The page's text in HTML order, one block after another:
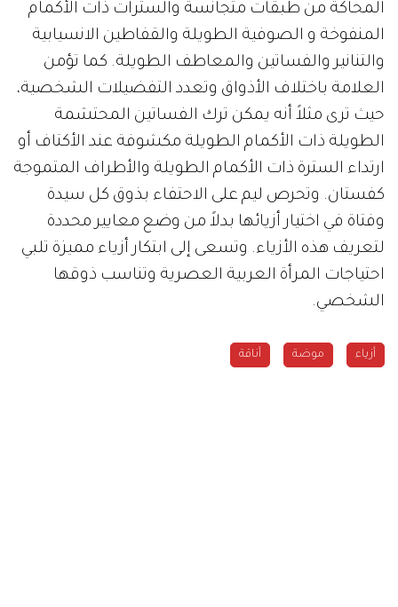
المحاكة من طبقات متجانسة والسترات ذات الأكمام
المنفوخة و الصوفية الطويلة والقفاطين الانسيابية
والتنانير والفساتين والمعاطف الطويلة. كما تؤمن
العلامة باختلاف الأذواق وتعدد التفضيلات الشخصية،
حيث ترى مثلاً أنه يمكن ترك الفساتين المحتشمة
الطويلة ذات الأكمام الطويلة مكشوفة عند الأكتاف أو
ارتداء السترة ذات الأكمام الطويلة والأطراف المتموجة
كفستان. وتحرص ليم على الاحتفاء بذوق كل سيدة
وفتاة في اختيار أزيائها بدلاً من وضع معايير محددة
لتعريف هذه الأزياء. وتسعى إلى ابتكار أزياء مميزة تلبي
احتياجات المرأة العربية العصرية وتناسب ذوقها
الشخصي.
أزياء موضة أناقة